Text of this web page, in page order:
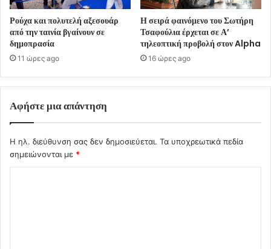
Ρούχα και πολυτελή αξεσουάρ
από την ταινία βγαίνουν σε
δημοπρασία
11 ώρες ago
Η σειρά φαινόμενο του Σωτήρη
Τσαφούλια έρχεται σε Α’
τηλεοπτική προβολή στον Alpha
16 ώρες ago
Αφήστε μια απάντηση
Η ηλ. διεύθυνση σας δεν δημοσιεύεται. Τα υποχρεωτικά πεδία
σημειώνονται με *